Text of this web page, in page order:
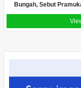
Bungah, Sebut